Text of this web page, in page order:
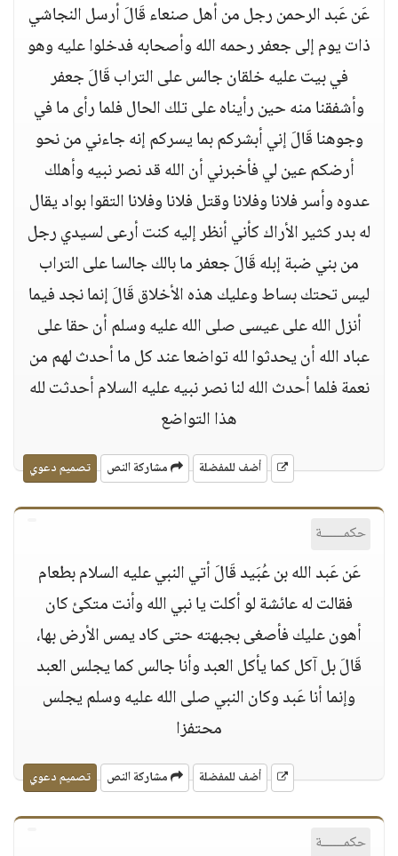
عَن عَبد الرحمن رجل من أهل صنعاء قَالَ أرسل النجاشي
ذات يوم إلى جعفر رحمه الله وأصحابه فدخلوا عليه وهو
في بيت عليه خلقان جالس على التراب قَالَ جعفر
وأشفقنا منه حين رأيناه على تلك الحال فلما رأى ما في
وجوهنا قَالَ إني أبشركم بما يسركم إنه جاءني من نحو
أرضكم عين لي فأخبرني أن الله قد نصر نبيه وأهلك
عدوه وأسر فلانا وفلانا وقتل فلانا وفلانا التقوا بواد يقال
له بدر كثير الأراك كأني أنظر إليه كنت أرعى لسيدي رجل
من بني ضبة إبله قَالَ جعفر ما بالك جالسا على التراب
ليس تحتك بساط وعليك هذه الأخلاق قَالَ إنما نجد فيما
أنزل الله على عيسى صلى الله عليه وسلم أن حقا على
عباد الله أن يحدثوا لله تواضعا عند كل ما أحدث لهم من
نعمة فلما أحدث الله لنا نصر نبيه عليه السلام أحدثت لله
هذا التواضع
أضف للمفضلة مشاركة النص تصميم دعوي
حكمــــــة
عَن عَبد الله بن عُبَيد قَالَ أتي النبي عليه السلام بطعام
فقالت له عائشة لو أكلت يا نبي الله وأنت متكئ كان
أهون عليك فأصغى بجبهته حتى كاد يمس الأرض بها،
قَالَ بل آكل كما يأكل العبد وأنا جالس كما يجلس العبد
وإنما أنا عَبد وكان النبي صلى الله عليه وسلم يجلس
محتفزا
أضف للمفضلة مشاركة النص تصميم دعوي
حكمــــــة